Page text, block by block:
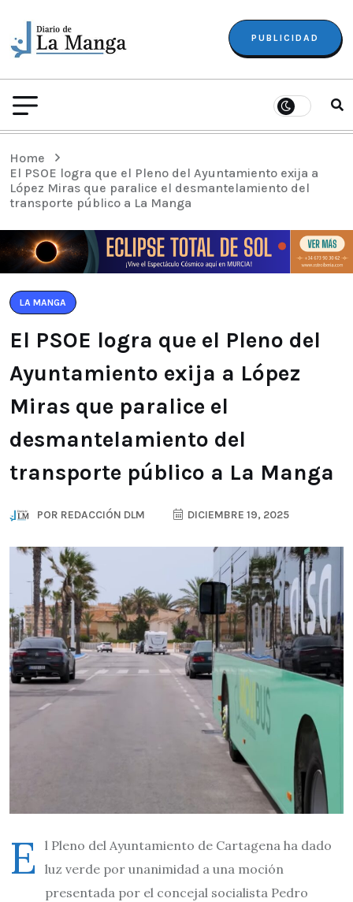
PUBLICIDAD
Home
El PSOE logra que el Pleno del Ayuntamiento exija a
López Miras que paralice el desmantelamiento del
transporte público a La Manga
LA MANGA
El PSOE logra que el Pleno del
Ayuntamiento exija a López
Miras que paralice el
desmantelamiento del
transporte público a La Manga
POR REDACCIÓN DLM DICIEMBRE 19, 2025
E
l Pleno del Ayuntamiento de Cartagena ha dado
luz verde por unanimidad a una moción
presentada por el concejal socialista Pedro